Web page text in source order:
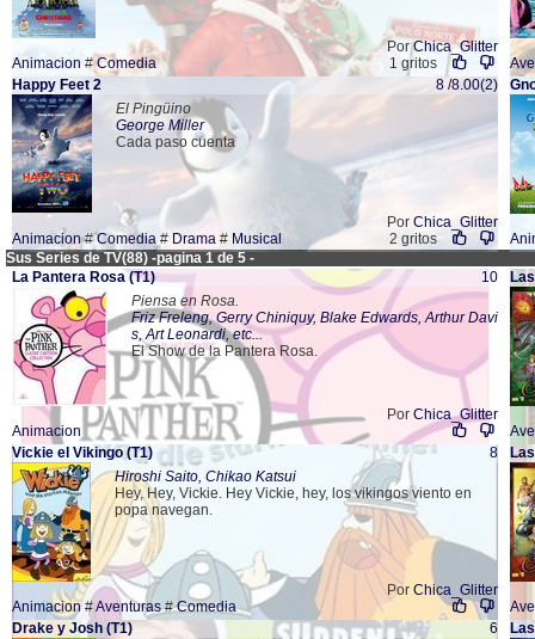
PorChica_Glitter
Animacion #Comedia
1 gritos
Happy Feet 2
8 /8.00(2)
El Pingüino
George Miller
Cada paso cuenta
Por Chica_Glitter
Animacion#Comedia # Drama # Musical 2 gritos
Sus Series de TV(88) -pagina 1 de 5 -
La Pantera Rosa(T1)
10
Piensa en Rosa.
Friz Freleng, Gerry Chiniquy, Blake Edwards, Arthur Davi
s, Art Leonardi, etc...
El Show de la Pantera Rosa.
Por Chica_Glitter
Animacion
Vickie el Vikingo (T1)
8
Hiroshi Saito, Chikao Katsui
Hey, Hey, Vickie. Hey Vickie, hey, los vikingos viento en
popa navegan.
Por Chica_Glitter
Animacion#Aventuras#Comedia
Drake y Josh (T1)
6